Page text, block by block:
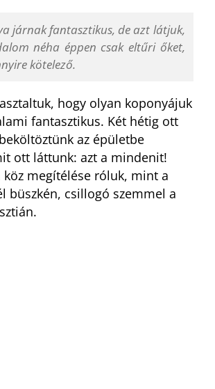
járnak fantasztikus, de azt látjuk,
néha éppen csak eltűri őket,
kötelező.
hogy olyan koponyájuk
fantasztikus. Két hétig ott
az épületbe
ott láttunk: azt a mindenit!
köz megítélése róluk, mint a
büszkén, csillogó szemmel a